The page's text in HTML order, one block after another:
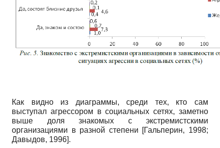
Как видно из диаграммы, среди тех, кто сам
выступал агрессором в социальных сетях, заметно
выше доля знакомых с экстремистскими
организациями в разной степени [Гальперин, 1998;
Давыдов, 1996].